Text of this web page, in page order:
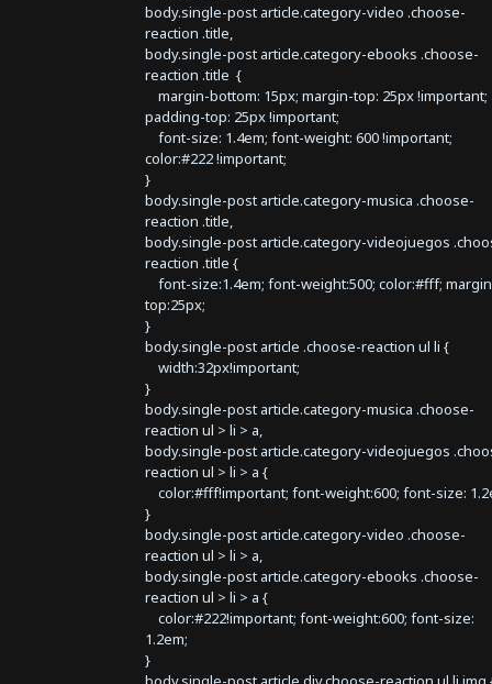
body.single-post article.category-video .choose-
reaction .title,
body.single-post article.category-ebooks .choose-
reaction .title {
margin-bottom: 15px; margin-top: 25px !important;
padding-top: 25px !important;
font-size: 1.4em; font-weight: 600 !important;
color:#222 !important;
}
body.single-post article.category-musica .choose-
reaction .title,
body.single-post article.category-videojuegos
reaction .title {
font-size:1.4em; font-weight:500; color:#fff;
top:25px;
}
body.single-post article .choose-reaction ul li {
width:32px!important;
}
body.single-post article.category-musica .choose-
reaction ul > li > a,
body.single-post article.category-videojuegos
reaction ul > li > a {
color:#fff!important; font-weight:600; font-size:
}
body.single-post article.category-video .choose-
reaction ul > li > a,
body.single-post article.category-ebooks .choose-
reaction ul > li > a {
color:#222!important; font-weight:600; font-size:
1.2em;
}